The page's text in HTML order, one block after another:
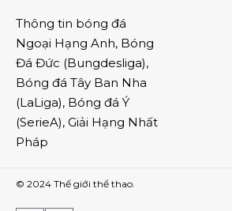
Thông tin bóng đá
Ngoại Hạng Anh, Bóng
Đá Đức (Bungdesliga),
Bóng đá Tây Ban Nha
(LaLiga), Bóng đá Ý
(SerieA), Giải Hạng Nhất
Pháp
© 2024 Thế giới thể thao.